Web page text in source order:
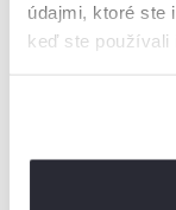
údajmi, ktoré ste
keď ste používali
Ak ste nenašli